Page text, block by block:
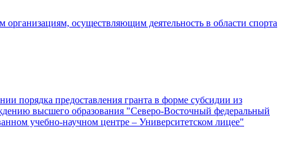
осуществляющим деятельность в области спорта
порядка предоставления гранта в форме субсидии из
высшего образования "Северо-Восточный федеральный
учебно-научном центре – Университетском лицее"